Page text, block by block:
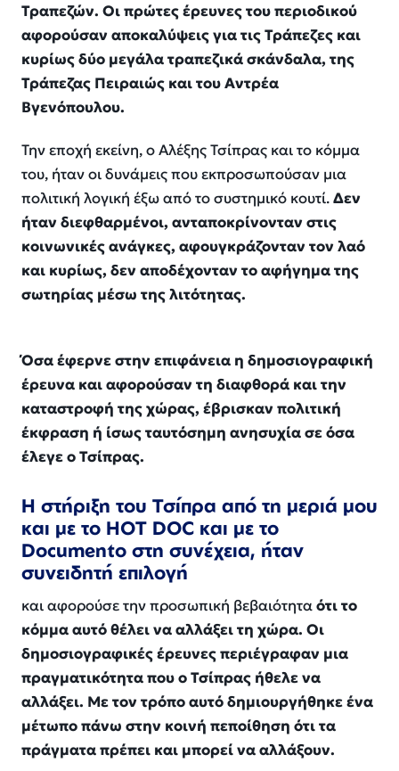
Τραπεζών. Οι πρώτες έρευνες του περιοδικού
αφορούσαν αποκαλύψεις για τις Τράπεζες και
κυρίως δύο μεγάλα τραπεζικά σκάνδαλα, της
Τράπεζας Πειραιώς και του Αντρέα
Βγενόπουλου.
Την εποχή εκείνη, ο Αλέξης Τσίπρας και το κόμμα
του, ήταν οι δυνάμεις που εκπροσωπούσαν μια
πολιτική λογική έξω από το συστημικό κουτί.Δεν
ήταν διεφθαρμένοι, ανταποκρίνονταν στις
κοινωνικές ανάγκες, αφουγκράζονταν τον λαό
και κυρίως, δεν αποδέχονταν το αφήγημα της
σωτηρίας μέσω της λιτότητας.
Όσα έφερνε στην επιφάνεια η δημοσιογραφική
έρευνα και αφορούσαν τη διαφθορά και την
καταστροφή της χώρας, έβρισκαν πολιτική
έκφραση ή ίσως ταυτόσημη ανησυχία σε όσα
έλεγε ο Τσίπρας.
Η στήριξη του Τσίπρα από τη μεριά μου
και με το HOT DOC και με το
Documento στη συνέχεια, ήταν
συνειδητή επιλογή
και αφορούσε την προσωπική βεβαιότηταότι το
κόμμα αυτό θέλει να αλλάξει τη χώρα. Οι
δημοσιογραφικές έρευνες περιέγραφαν μια
πραγματικότητα που ο Τσίπρας ήθελε να
αλλάξει. Με τον τρόπο αυτό δημιουργήθηκε ένα
μέτωπο πάνω στην κοινή πεποίθηση ότι τα
πράγματα πρέπει και μπορεί να αλλάξουν.